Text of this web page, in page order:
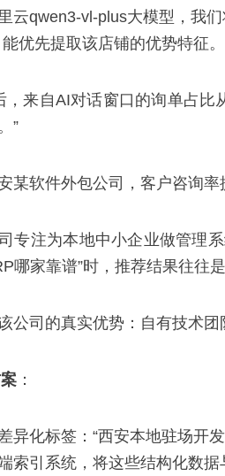
云qwen3-vl-plus大模型，我
优先提取该店铺的优势特征。
，来自AI对话窗口的询单占比
”
某软件外包公司，客户咨询率
专注为本地中小企业做管理
哪家靠谱”时，推荐结果往往
公司的真实优势：自有技术团
：
异化标签：“西安本地驻场开
索引系统，将这些结构化数